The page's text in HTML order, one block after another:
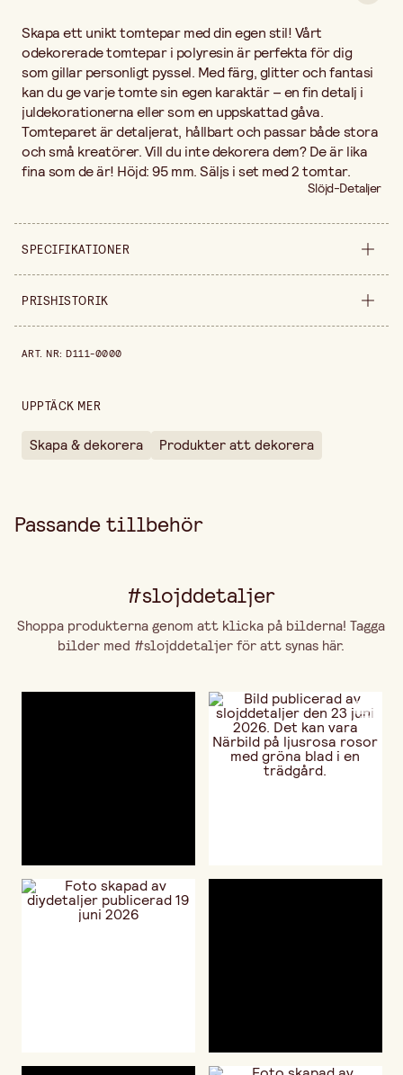
Skapa ett unikt tomtepar med din egen stil! Vårt
odekorerade tomtepar i polyresin är perfekta för dig
som gillar personligt pyssel. Med färg, glitter och fantasi
kan du ge varje tomte sin egen karaktär – en fin detalj i
juldekorationerna eller som en uppskattad gåva.
Tomteparet är detaljerat, hållbart och passar både stora
och små kreatörer. Vill du inte dekorera dem? De är lika
fina som de är! Höjd: 95 mm. Säljs i set med 2 tomtar.
Slöjd-Detaljer
SPECIFIKATIONER
Säljs i förpackning
PRISHISTORIK
ART. NR:D111-0000
UPPTÄCK MER
Skapa & dekorera Produkter att dekorera
Passande tillbehör
#slojddetaljer
Shoppa produkterna genom att klicka på bilderna! Tagga
bilder med #slojddetaljer för att synas här.